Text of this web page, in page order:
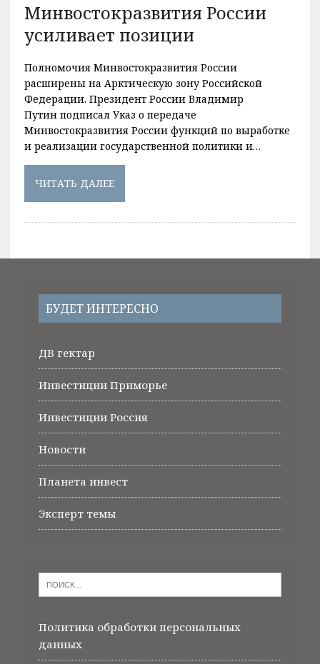
Минвостокразвития России
усиливает позиции
Полномочия Минвостокразвития России
расширены на Арктическую зону Российской
Федерации. Президент России Владимир
Путин подписал Указ о передаче
Минвостокразвития России функций по выработке
и реализации государственной политики и…
ЧИТАТЬ ДАЛЕЕ
БУДЕТ ИНТЕРЕСНО
ДВ гектар
Инвестиции Приморье
Инвестиции Россия
Новости
Планета инвест
Эксперт темы
Политика обработки персональных
данных